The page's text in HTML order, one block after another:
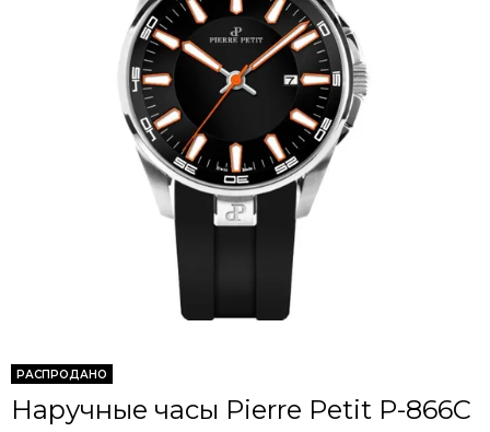
РАСПРОДАНО
Наручные часы Pierre Petit P-866C